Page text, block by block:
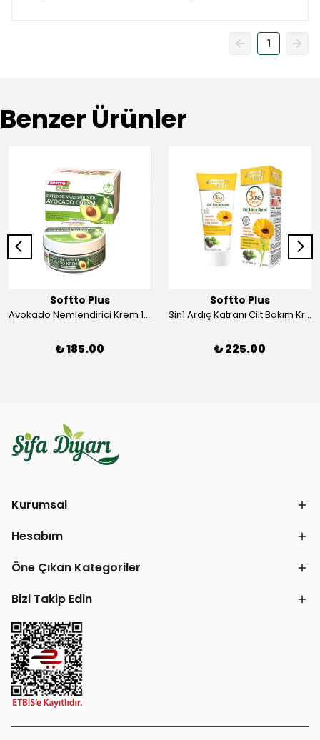
1
Benzer Ürünler
Softto Plus
Avokado Nemlendirici Krem 100ml Softto Plus
₺ 185.00
Softto Plus
3in1 Ardıç Katranı Cilt Bakım Kremi 50 ml
₺ 225.00
Kurumsal
Hesabım
Öne Çıkan Kategoriler
Bizi Takip Edin